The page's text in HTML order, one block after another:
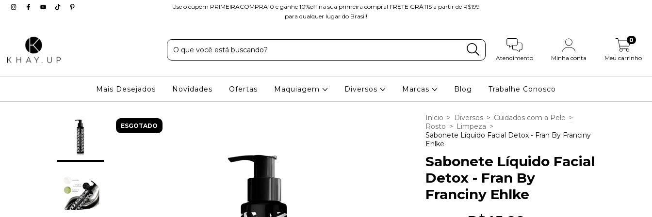
Use o cupom PRIMEIRACOMPRA10 e ganhe 10%off na sua primeira compra! FRETE GRÁTIS a partir de R$199
para qualquer lugar do Brasil!
Atendimento Minha conta Meu carrinho
0
Mais Desejados Novidades Ofertas Maquiagem Diversos Marcas Blog Trabalhe Conosco
ESGOTADO
Início > Diversos > Cuidados com a Pele >
Rosto > Limpeza >
Sabonete Líquido Facial Detox - Fran By Franciny
Ehlke
Sabonete Líquido Facial
Detox - Fran By
Franciny Ehlke